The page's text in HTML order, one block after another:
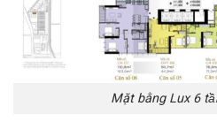
Mặt bằng Lux 6